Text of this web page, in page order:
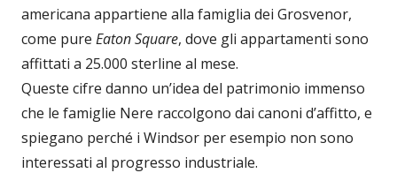
americana appartiene alla famiglia dei Grosvenor,
come pure Eaton Square, dove gli appartamenti sono
affittati a 25.000 sterline al mese.
Queste cifre danno un’idea del patrimonio immenso
che le famiglie Nere raccolgono dai canoni d’affitto, e
spiegano perché i Windsor per esempio non sono
interessati al progresso industriale.